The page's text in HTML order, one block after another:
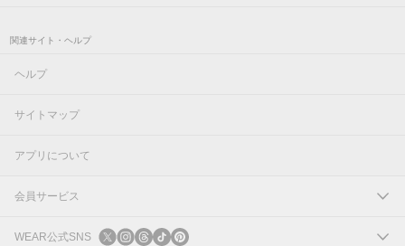
関連サイト・ヘルプ
ヘルプ
サイトマップ
アプリについて
会員サービス
ログイン
WEAR公式SNS